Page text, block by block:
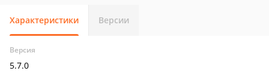
Характеристики Версии
Версия
5.7.0